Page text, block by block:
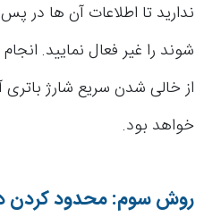
ندارید تا اطلاعات آن ها در
شوند را غیر فعال نمایید.
از خالی شدن سریع شارژ باتری
خواهد بود.
روش سوم: محدود کردن